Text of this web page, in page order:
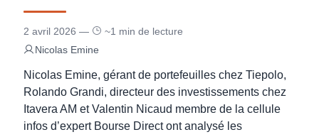
2 avril 2026 —
~1 min de lecture
Nicolas Emine
Nicolas Emine, gérant de portefeuilles chez Tiepolo,
Rolando Grandi, directeur des investissements chez
Itavera AM et Valentin Nicaud membre de la cellule
infos d’expert Bourse Direct ont analysé les